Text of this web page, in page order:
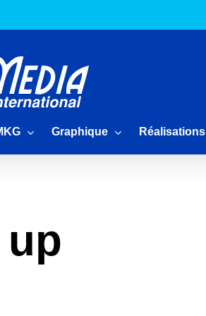
Graphique Réalisations